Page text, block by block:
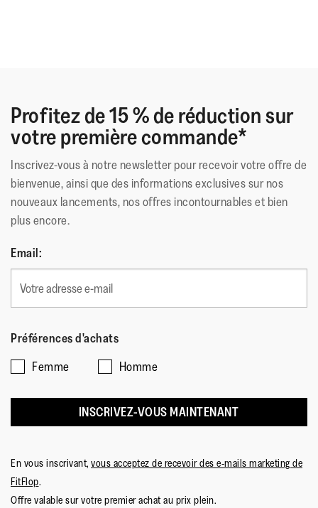
Profitez de 15 % de réduction sur
votre première commande*
Inscrivez-vous à notre newsletter pour recevoir votre offre de
bienvenue, ainsi que des informations exclusives sur nos
nouveaux lancements, nos offres incontournables et bien
plus encore.
Email:
Préférences d'achats
Femme
Homme
INSCRIVEZ-VOUS MAINTENANT
En vous inscrivant, vous acceptez de recevoir des e-mails marketing de
FitFlop.
Offre valable sur votre premier achat au prix plein.